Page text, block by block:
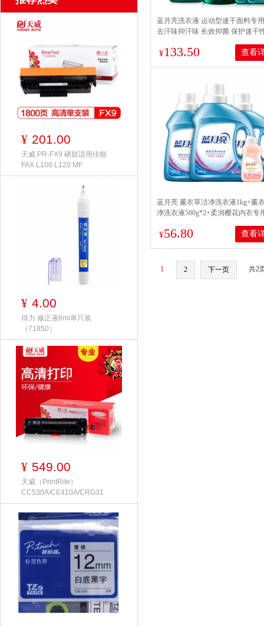
¥ 201.00
天威 PR-FX9 硒鼓适用佳能
FAX L100 L120 MF
¥ 4.00
得力 修正液8ml单只装
（71850）
¥ 549.00
天威（PrintRite）
CC530A/CE410A/CRG31
蓝月亮洗衣液 运动型速干面料专
去汗味抑汗味 长效抑菌 保护速干
¥133.50 查看
蓝月亮 薰衣草洁净洗衣液1kg+薰
净洗衣液500g*2+柔润樱花内衣专
¥56.80 查看
1 2 下一页 共2